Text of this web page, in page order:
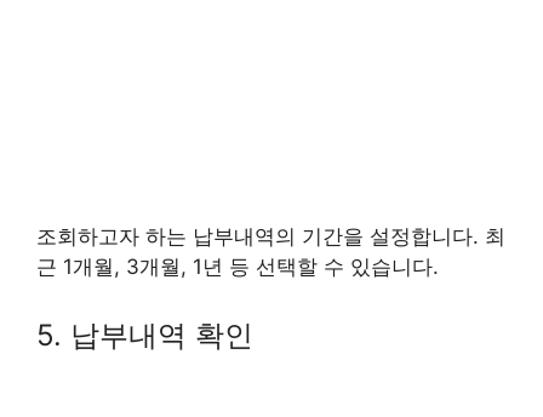
조회하고자 하는 납부내역의 기간을 설정합니다. 최
근 1개월, 3개월, 1년 등 선택할 수 있습니다.
5. 납부내역 확인